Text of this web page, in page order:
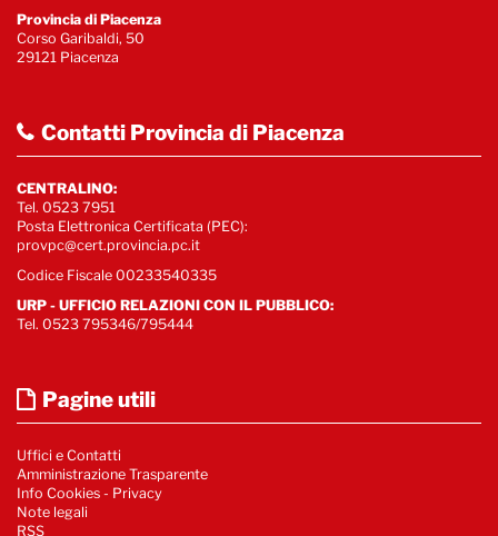
Provincia di Piacenza
Corso Garibaldi, 50
29121 Piacenza
Contatti Provincia di Piacenza
CENTRALINO:
Tel. 0523 7951
Posta Elettronica Certificata (PEC):
provpc@cert.provincia.pc.it
Codice Fiscale 00233540335
URP - UFFICIO RELAZIONI CON IL PUBBLICO:
Tel. 0523 795346/795444
Pagine utili
Uffici e Contatti
Amministrazione Trasparente
Info Cookies - Privacy
Note legali
RSS